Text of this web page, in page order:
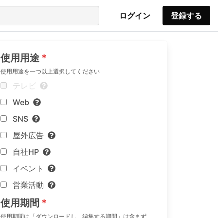
ログイン 登録する
使用用途
使用用途を一つ以上選択してください
テレビ
Web
SNS
屋外広告
自社HP
イベント
営業活動
使用期間
使用期間は「ダウンロードし、編集する期間」は含まず